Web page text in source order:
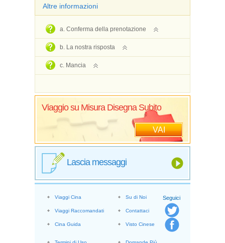
Altre informazioni
a. Conferma della prenotazione
b. La nostra risposta
c. Mancia
Viaggio su Misura Disegna Subito
VAI
Lascia messaggi
Seguici
Viaggi Cina
Viaggi Raccomandati
Cina Guida
Su di Noi
Contattaci
Visto Cinese